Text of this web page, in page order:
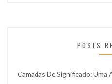
POSTS
Camadas De Significado: